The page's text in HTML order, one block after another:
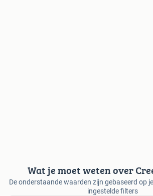
Wat je moet weten over
De onderstaande waarden zijn gebaseerd op
ingestelde filters